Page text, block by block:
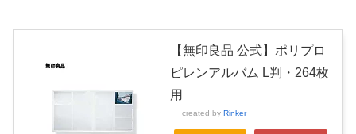
【無印良品 公式】ポリプロ
ピレンアルバム L判・264枚
用
created by Rinker